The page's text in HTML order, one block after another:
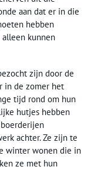
aan dat er in die
hebben
kunnen
zijn door de
in de zomer het
tijd rond om hun
hutjes hebben
achter. Ze zijn te
winter wonen die in
ze met hun